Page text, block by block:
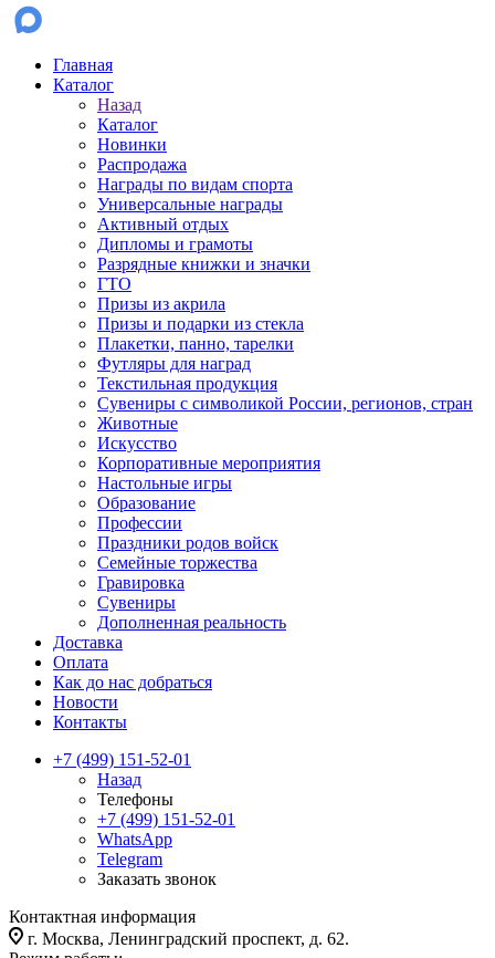
Главная
Каталог
Назад
Каталог
Новинки
Распродажа
Награды по видам спорта
Универсальные награды
Активный отдых
Дипломы и грамоты
Разрядные книжки и значки
ГТО
Призы из акрила
Призы и подарки из стекла
Плакетки, панно, тарелки
Футляры для наград
Текстильная продукция
Сувениры с символикой России, регионов, стран
Животные
Искусство
Корпоративные мероприятия
Настольные игры
Образование
Профессии
Праздники родов войск
Семейные торжества
Гравировка
Сувениры
Дополненная реальность
Доставка
Оплата
Как до нас добраться
Новости
Контакты
+7 (499) 151-52-01
Назад
Телефоны
+7 (499) 151-52-01
WhatsApp
Telegram
Заказать звонок
Контактная информация
г. Москва, Ленинградский проспект, д. 62.